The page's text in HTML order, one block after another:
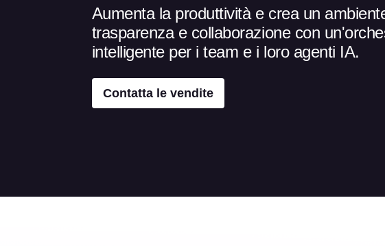
Aumenta la produttività e crea un
trasparenza e collaborazione con
intelligente per i team e i loro agenti IA.
Contatta le vendite